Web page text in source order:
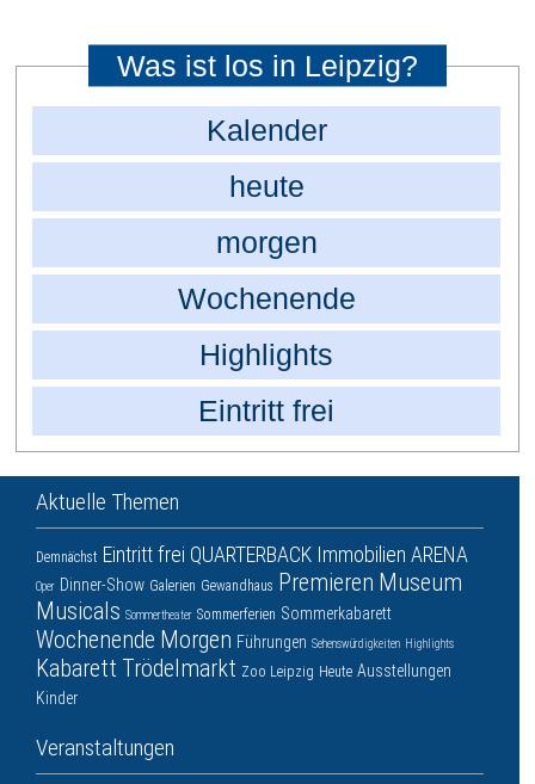
Was ist los in Leipzig?
Kalender
heute
morgen
Wochenende
Highlights
Eintritt frei
Aktuelle Themen
Demnächst Eintritt frei QUARTERBACK Immobilien ARENA
Oper Dinner-Show Galerien Gewandhaus Premieren Museum
Musicals Sommertheater Sommerferien Sommerkabarett
Wochenende Morgen Führungen Sehenswürdigkeiten Highlights
Kabarett Trödelmarkt Zoo Leipzig Heute Ausstellungen
Kinder
Veranstaltungen